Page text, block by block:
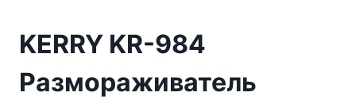
KERRY KR-984
Размораживатель